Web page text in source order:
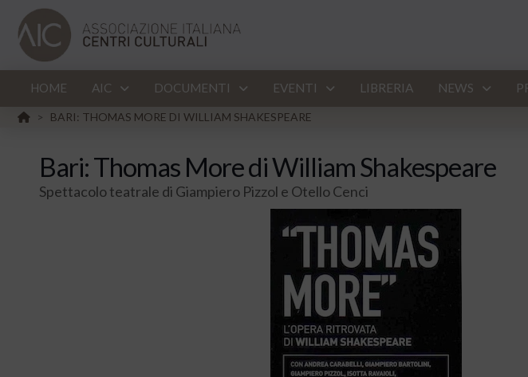
HOME AIC DOCUMENTI EVENTI LIBRERIA NEWS
HOME
> BARI: THOMAS MORE DI WILLIAM SHAKESPEARE
Bari: Thomas More di William Shakespeare
Spettacolo teatrale di Giampiero Pizzol e Otello Cenci